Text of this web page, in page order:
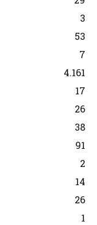
3
53
7
4.161
17
26
38
91
2
14
26
1